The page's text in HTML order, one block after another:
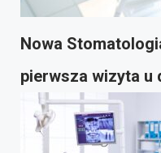
Nowa
pierwsza wizyta u